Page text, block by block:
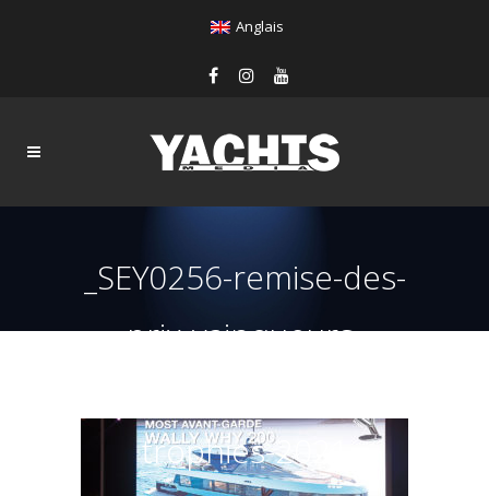
Anglais
_SEY0256-remise-des-
prix-vainqueurs-
trophies-2021